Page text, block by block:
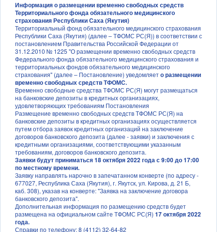
Информация о размещении временно свободных средств
Территориального фонда обязательного медицинского
страхования Республики Саха (Якутия)
Территориальный фонд обязательного медицинского страхования
Республики Саха (Якутия) (далее – ТФОМС РС(Я)) в соответствии с
постановлением Правительства Российской Федерации от
31.12.2010 № 1225 "О размещении временно свободных средств
Федерального фонда обязательного медицинского страхования и
территориальных фондов обязательного медицинского
страхования" (далее – Постановление) уведомляето размещении
временно свободных средств ТФОМС.
Временно свободные средства ТФОМС РС(Я) могут размещаться
на банковские депозиты в кредитных организациях,
удовлетворяющих требованиям Постановления
Размещение временно свободных средств ТФОМС РС(Я) на
банковские депозиты в кредитных организациях осуществляется
путем отбора заявок кредитных организаций на заключение
договоров банковского депозита (далее - заявки) и заключения с
кредитными организациями, соответствующими указанным
требованиям, договоров банковского депозита.
Заявки будут приниматься 18 октября 2022 года с 9:00 до 17:00
по местному времени.
Заявку направлять нарочно в запечатанном конверте (по адресу -
677027, Республика Саха (Якутия), г. Якутск, ул. Кирова, д. 21 Б,
каб. 308), указав на конверте: "Заявка на заключение договора
банковского депозита".
Дополнительная информация по размещению средств будет
размещена на официальном сайте ТФОМС РС(Я) 17 октября 2022
года.
Справки по телефону: 8 (4112) 32-64-82